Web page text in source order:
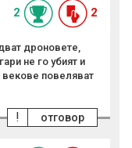
2 2
дроновете,
не го убият и
векове повеляват
отговор
!